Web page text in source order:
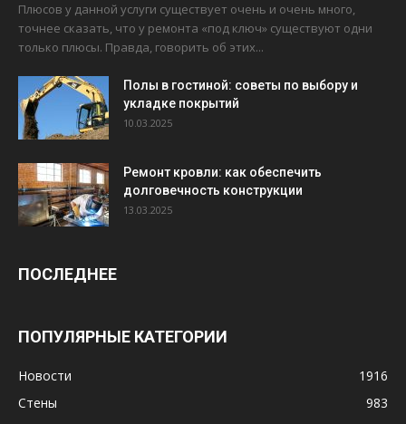
Плюсов у данной услуги существует очень и очень много,
точнее сказать, что у ремонта «под ключ» существуют одни
только плюсы. Правда, говорить об этих...
Полы в гостиной: советы по выбору и
укладке покрытий
10.03.2025
Ремонт кровли: как обеспечить
долговечность конструкции
13.03.2025
ПОСЛЕДНЕЕ
ПОПУЛЯРНЫЕ КАТЕГОРИИ
Новости
1916
Стены
983